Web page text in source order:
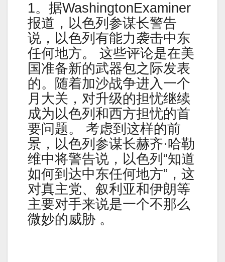
1。据WashingtonExaminer
报道，以色列参谋长警告
说，以色列有能力袭击中东
任何地方。 这些评论是在美
国准备新的武器包之际发表
的。随着加沙战争进入一个
月大关，对升级的担忧继续
成为以色列和西方担忧的首
要问题。 考虑到这样的前
景，以色列参谋长赫齐·哈勒
维中将警告说，以色列“知道
如何到达中东任何地方”，这
对真主党、叙利亚和伊朗等
主要对手来说是一个不那么
微妙的威胁 。